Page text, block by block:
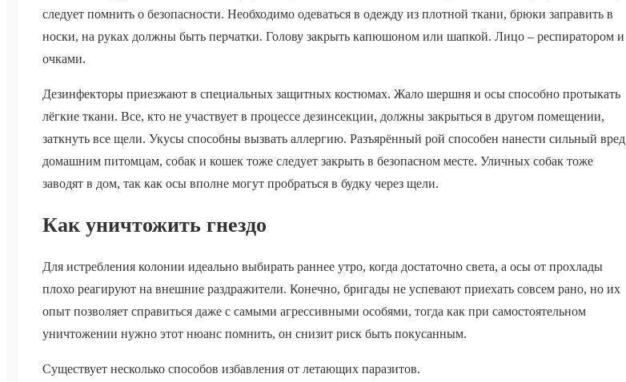
следует помнить о безопасности. Необходимо одеваться в одежду из плотной ткани, брюки заправить в
носки, на руках должны быть перчатки. Голову закрыть капюшоном или шапкой. Лицо – респиратором и
очками.
Дезинфекторы приезжают в специальных защитных костюмах. Жало шершня и осы способно протыкать
лёгкие ткани. Все, кто не участвует в процессе дезинсекции, должны закрыться в другом помещении,
заткнуть все щели. Укусы способны вызвать аллергию. Разъярённый рой способен нанести сильный вред
домашним питомцам, собак и кошек тоже следует закрыть в безопасном месте. Уличных собак тоже
заводят в дом, так как осы вполне могут пробраться в будку через щели.
Как уничтожить гнездо
Для истребления колонии идеально выбирать раннее утро, когда достаточно света, а осы от прохлады
плохо реагируют на внешние раздражители. Конечно, бригады не успевают приехать совсем рано, но их
опыт позволяет справиться даже с самыми агрессивными особями, тогда как при самостоятельном
уничтожении нужно этот нюанс помнить, он снизит риск быть покусанным.
Существует несколько способов избавления от летающих паразитов.